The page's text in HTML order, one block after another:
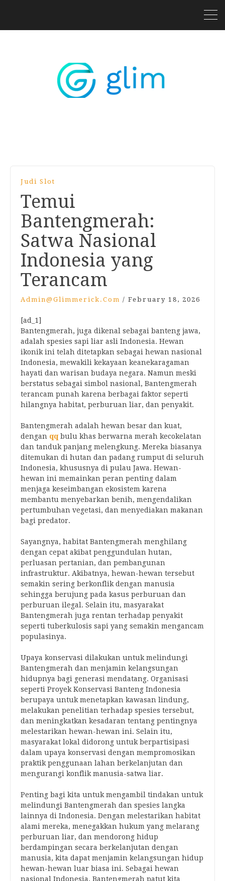
Judi Slot
Temui
Bantengmerah:
Satwa Nasional
Indonesia yang
Terancam
Admin@glimmerick.com / February 18, 2026
[ad_1]
Bantengmerah, juga dikenal sebagai banteng jawa,
adalah spesies sapi liar asli Indonesia. Hewan
ikonik ini telah ditetapkan sebagai hewan nasional
Indonesia, mewakili kekayaan keanekaragaman
hayati dan warisan budaya negara. Namun meski
berstatus sebagai simbol nasional, Bantengmerah
terancam punah karena berbagai faktor seperti
hilangnya habitat, perburuan liar, dan penyakit.
Bantengmerah adalah hewan besar dan kuat,
dengan qqbulu khas berwarna merah kecokelatan
dan tanduk panjang melengkung. Mereka biasanya
ditemukan di hutan dan padang rumput di seluruh
Indonesia, khususnya di pulau Jawa. Hewan-
hewan ini memainkan peran penting dalam
menjaga keseimbangan ekosistem karena
membantu menyebarkan benih, mengendalikan
pertumbuhan vegetasi, dan menyediakan makanan
bagi predator.
Sayangnya, habitat Bantengmerah menghilang
dengan cepat akibat penggundulan hutan,
perluasan pertanian, dan pembangunan
infrastruktur. Akibatnya, hewan-hewan tersebut
semakin sering berkonflik dengan manusia
sehingga berujung pada kasus perburuan dan
perburuan ilegal. Selain itu, masyarakat
Bantengmerah juga rentan terhadap penyakit
seperti tuberkulosis sapi yang semakin mengancam
populasinya.
Upaya konservasi dilakukan untuk melindungi
Bantengmerah dan menjamin kelangsungan
hidupnya bagi generasi mendatang. Organisasi
seperti Proyek Konservasi Banteng Indonesia
berupaya untuk menetapkan kawasan lindung,
melakukan penelitian terhadap spesies tersebut,
dan meningkatkan kesadaran tentang pentingnya
melestarikan hewan-hewan ini. Selain itu,
masyarakat lokal didorong untuk berpartisipasi
dalam upaya konservasi dengan mempromosikan
praktik penggunaan lahan berkelanjutan dan
mengurangi konflik manusia-satwa liar.
Penting bagi kita untuk mengambil tindakan untuk
melindungi Bantengmerah dan spesies langka
lainnya di Indonesia. Dengan melestarikan habitat
alami mereka, menegakkan hukum yang melarang
perburuan liar, dan mendorong hidup
berdampingan secara berkelanjutan dengan
manusia, kita dapat menjamin kelangsungan hidup
hewan-hewan luar biasa ini. Sebagai hewan
nasional Indonesia, Bantengmerah patut kita